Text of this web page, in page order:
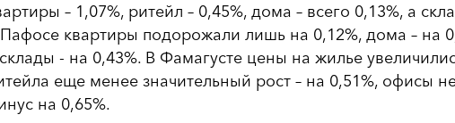
– 1,07%, ритейл – 0,45%, дома – всего 0,13%, а
квартиры подорожали лишь на 0,12%, дома – на
- на 0,43%. В Фамагусте цены на жилье
еще менее значительный рост – на 0,51%, офисы
на 0,65%.